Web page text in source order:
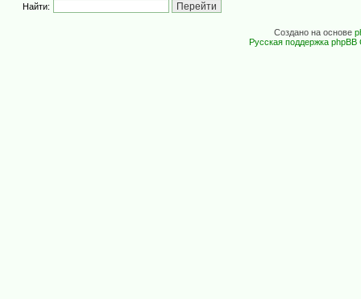
Найти:
Создано на основе
Русская поддержка phpBB